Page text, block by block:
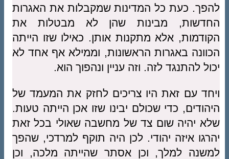
להפך. כעת כל המדינות שמקבלות את האגרות
החדשות, מבינות שהן לא מבטלות את
הקודמות, אלא מתקנות אותן. כאילו שזו הייתה
הכוונה באגרות הראשונות, וממילא אף אחד לא
יכול להתנגד לזה. וזה עניין ונהפוך הוא.
ויחד עם זאת היו צריכים לחזק את המעמד של
היהודים, כדי שכולם יבינו שזו אכן הייתה טעות.
שלא יהיה שום צד של מחשבה שאולי בכל זאת
יהרגו איזה יהודי. לכן היה תוקף למרדכי, שהפך
למשנה למלך, וכן אסתר שהייתה מלכה, וכן